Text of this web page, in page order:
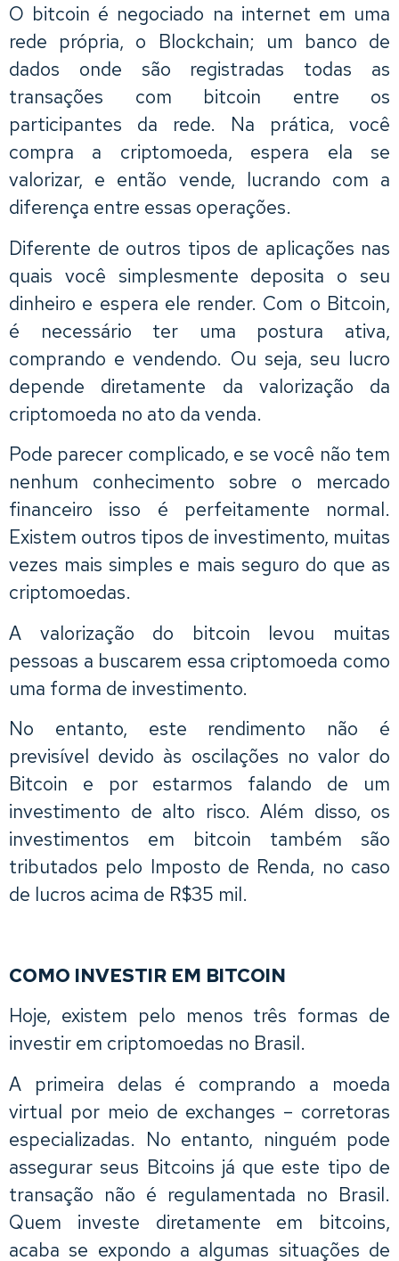
O bitcoin é negociado na internet em uma
rede própria, o Blockchain; um banco de
dados onde são registradas todas as
transações com bitcoin entre os
participantes da rede. Na prática, você
compra a criptomoeda, espera ela se
valorizar, e então vende, lucrando com a
diferença entre essas operações.
Diferente de outros tipos de aplicações nas
quais você simplesmente deposita o seu
dinheiro e espera ele render. Com o Bitcoin,
é necessário ter uma postura ativa,
comprando e vendendo. Ou seja, seu lucro
depende diretamente da valorização da
criptomoeda no ato da venda.
Pode parecer complicado, e se você não tem
nenhum conhecimento sobre o mercado
financeiro isso é perfeitamente normal.
Existem outros tipos de investimento, muitas
vezes mais simples e mais seguro do que as
criptomoedas.
A valorização do bitcoin levou muitas
pessoas a buscarem essa criptomoeda como
uma forma de investimento.
No entanto, este rendimento não é
previsível devido às oscilações no valor do
Bitcoin e por estarmos falando de um
investimento de alto risco. Além disso, os
investimentos em bitcoin também são
tributados pelo Imposto de Renda, no caso
de lucros acima de R$35 mil.
COMO INVESTIR EM BITCOIN
Hoje, existem pelo menos três formas de
investir em criptomoedas no Brasil.
A primeira delas é comprando a moeda
virtual por meio de exchanges – corretoras
especializadas. No entanto, ninguém pode
assegurar seus Bitcoins já que este tipo de
transação não é regulamentada no Brasil.
Quem investe diretamente em bitcoins,
acaba se expondo a algumas situações de